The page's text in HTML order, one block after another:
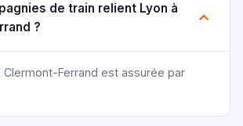
de train relient Lyon à
?
Clermont-Ferrand est assurée par